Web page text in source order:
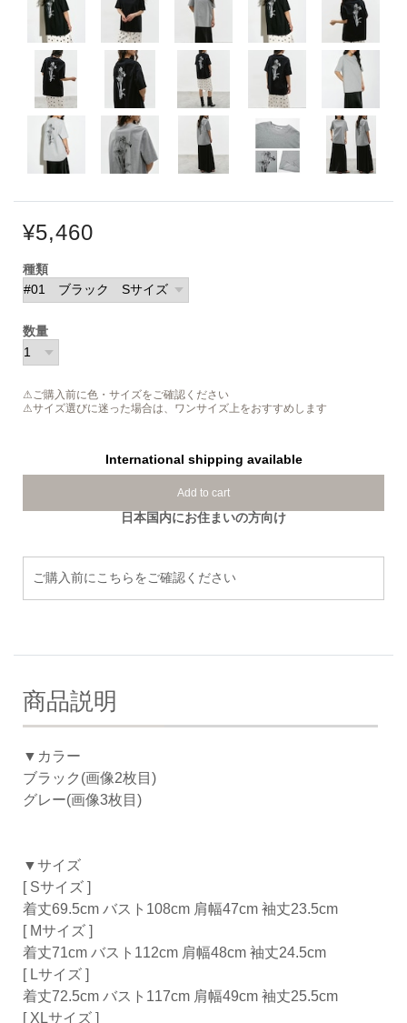
¥5,460
種類
数量
⚠ご購入前に色・サイズをご確認ください
⚠サイズ選びに迷った場合は、ワンサイズ上をおすすめします
International shipping available
Add to cart
日本国内にお住まいの方向け
ご購入前にこちらをご確認ください
商品説明
▼カラー
ブラック(画像2枚目)
グレー(画像3枚目)
▼サイズ
[ Sサイズ ]
着丈69.5cm バスト108cm 肩幅47cm 袖丈23.5cm
[ Mサイズ ]
着丈71cm バスト112cm 肩幅48cm 袖丈24.5cm
[ Lサイズ ]
着丈72.5cm バスト117cm 肩幅49cm 袖丈25.5cm
[ XLサイズ ]